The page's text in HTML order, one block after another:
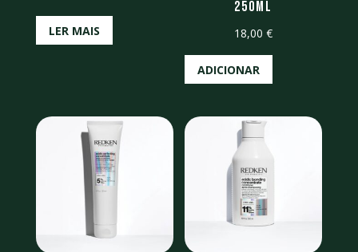
LER MAIS
250ml
18,00€
ADICIONAR